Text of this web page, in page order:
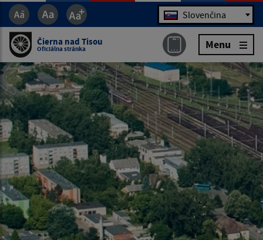
Jazyk Slovenčina
Čierna nad Tisou
Oficiálna stránka Menu